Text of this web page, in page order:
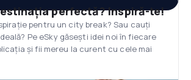
perfectă? Inspiră-te!
pentru un city break? Sau cauți
Pe eSky găsești idei noi în fiecare
și fii mereu la curent cu cele mai